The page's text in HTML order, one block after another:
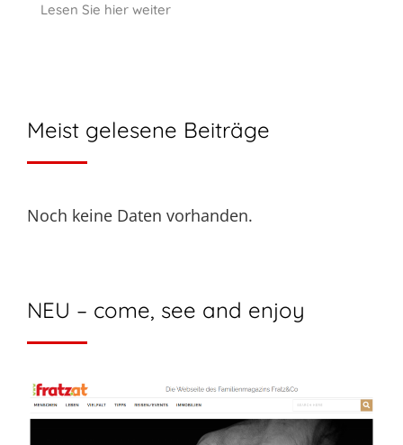
Lesen Sie hier weiter
Meist gelesene Beiträge
Noch keine Daten vorhanden.
NEU – come, see and enjoy